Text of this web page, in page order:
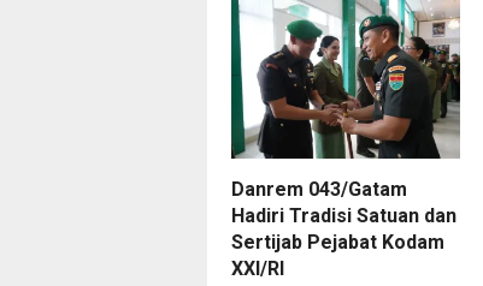
Danrem 043/Gatam
Hadiri Tradisi Satuan dan
Sertijab Pejabat Kodam
XXI/RI